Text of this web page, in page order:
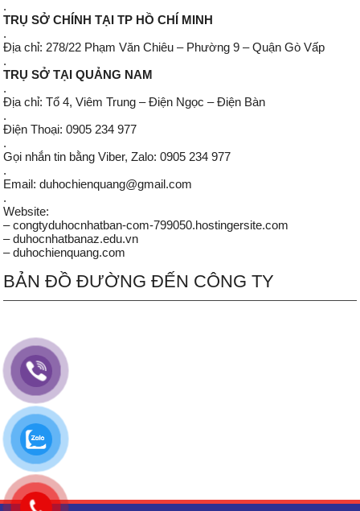
.
TRỤ SỞ CHÍNH TẠI TP HỒ CHÍ MINH
.
Địa chỉ: 278/22 Phạm Văn Chiêu – Phường 9 – Quận Gò Vấp
.
TRỤ SỞ TẠI QUẢNG NAM
.
Địa chỉ: Tổ 4, Viêm Trung – Điện Ngọc – Điện Bàn
.
Điện Thoại: 0905 234 977
.
Gọi nhắn tin bằng Viber, Zalo: 0905 234 977
.
Email: duhochienquang@gmail.com
.
Website:
– congtyduhocnhatban-com-799050.hostingersite.com
– duhocnhatbanaz.edu.vn
– duhochienquang.com
BẢN ĐỒ ĐƯỜNG ĐẾN CÔNG TY